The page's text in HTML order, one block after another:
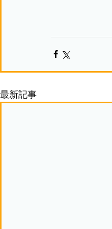
最新記事